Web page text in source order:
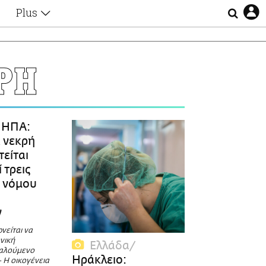
Plus
Αφιερώματα
Ζώδια
Οι Αθηναίοι
Απώλειες
Lgbtqi+
Επιλογές
νεκρή
νόμου
να
Η οικογένεια
Ελλάδα
Ηράκλειο: